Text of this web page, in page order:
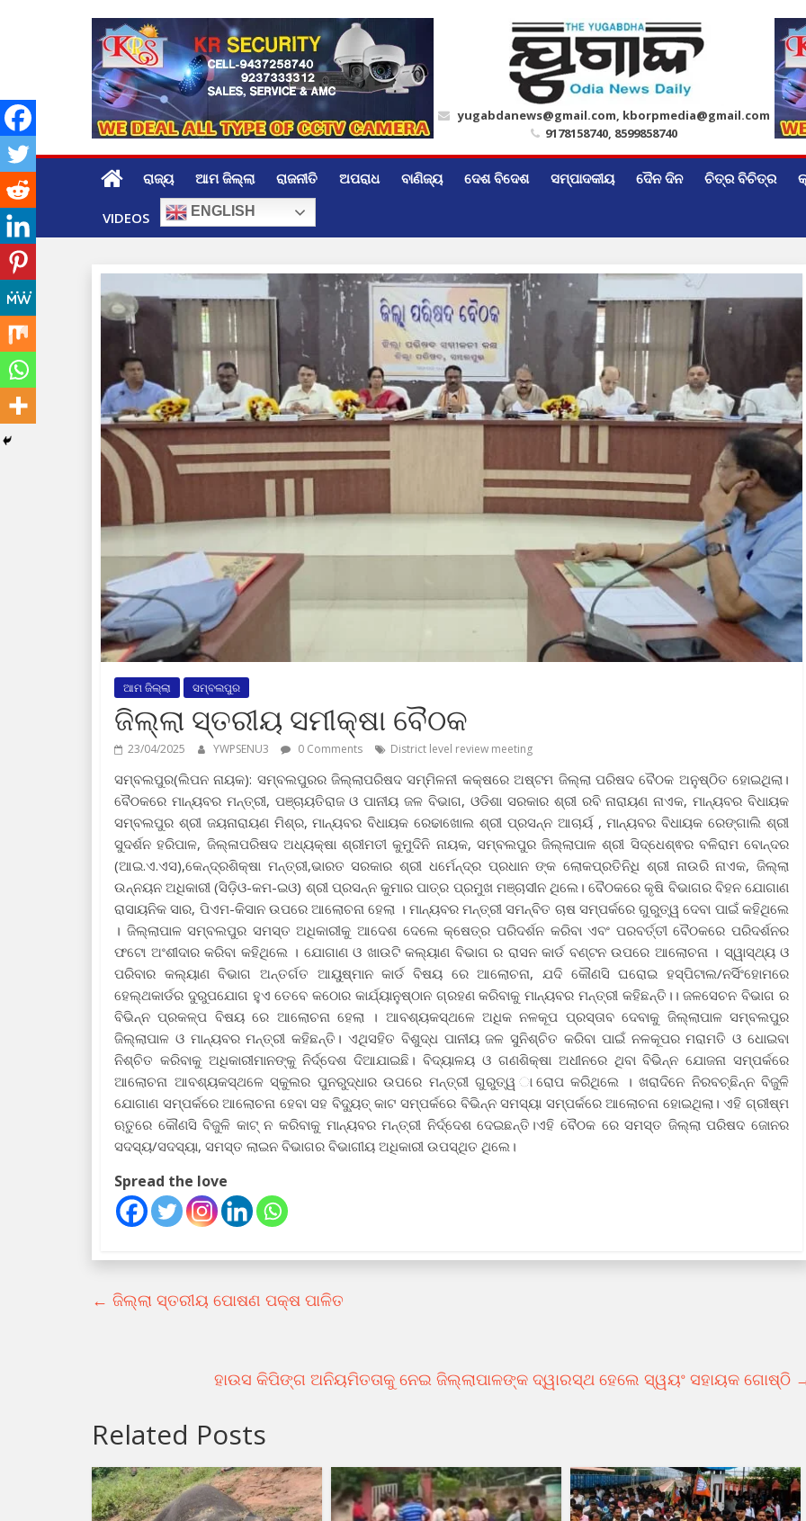
yugabdanews@gmail.com, kborpmedia@gmail.com
9178158740, 8599858740
ରାଜ୍ୟ ଆମ ଜିଲ୍ଲା ରାଜନୀତି ଅପରାଧ ବାଣିଜ୍ୟ ଦେଶ ବିଦେଶ ସମ୍ପାଦକୀୟ ଦୈନ ଦିନ ଚିତ୍ର ବିଚିତ୍ର
VIDEOS ENGLISH
ଆମ ଜିଲ୍ଲା ସମ୍ବଲପୁର
ଜିଲ୍ଲା ସ୍ତରୀୟ ସମୀକ୍ଷା ବୈଠକ
23/04/2025 YWPSENU3 0 Comments District level review meeting
ସମ୍ବଲପୁର(ଲିପନ ନାୟକ): ସମ୍ବଲପୁରର ଜିଲ୍ଲାପରିଷଦ ସମ୍ମିଳନୀ କକ୍ଷରେ ଅଷ୍ଟମ ଜିଲ୍ଲା ପରିଷଦ ବୈଠକ ଅନୁଷ୍ଠିତ ହୋଇଥିଲା।
ବୈଠକରେ ମାନ୍ୟବର ମନ୍ତ୍ରୀ, ପଞ୍ଚାୟତିରାଜ ଓ ପାନୀୟ ଜଳ ବିଭାଗ, ଓଡିଶା ସରକାର ଶ୍ରୀ ରବି ନାରାୟଣ ନାଏକ, ମାନ୍ୟବର ବିଧାୟକ
ସମ୍ବଲପୁର ଶ୍ରୀ ଜୟନାରାୟଣ ମିଶ୍ର, ମାନ୍ୟବର ବିଧାୟକ ରେଢାଖୋଲ ଶ୍ରୀ ପ୍ରସନ୍ନ ଆଚାର୍ୟ , ମାନ୍ୟବର ବିଧାୟକ ରେଙ୍ଗାଲି ଶ୍ରୀ
ସୁଦର୍ଶନ ହରିପାଳ, ଜିଲ୍ଳାପରିଷଦ ଅଧ୍ୟକ୍ଷା ଶ୍ରୀମତୀ କୁମୁଦିନି ନାୟକ, ସମ୍ବଲପୁର ଜିଲ୍ଲାପାଳ ଶ୍ରୀ ସିଦ୍ଧେଶ୍ଵର ବଳିରାମ ବୋନ୍ଦର
(ଆଇ.ଏ.ଏସ),କେନ୍ଦ୍ରଶିକ୍ଷା ମନ୍ତ୍ରୀ,ଭାରତ ସରକାର ଶ୍ରୀ ଧର୍ମେନ୍ଦ୍ର ପ୍ରଧାନ ଙ୍କ ଲୋକପ୍ରତିନିଧି ଶ୍ରୀ ନାଉରି ନାଏକ, ଜିଲ୍ଲା
ଉନ୍ନୟନ ଅଧିକାରୀ (ସିଡ଼ିଓ-କମ-ଇଓ) ଶ୍ରୀ ପ୍ରସନ୍ନ କୁମାର ପାତ୍ର ପ୍ରମୁଖ ମଞ୍ଚାସୀନ ଥିଲେ। ବୈଠକରେ କୃଷି ବିଭାଗର ବିହନ ଯୋଗାଣ
ରାସାୟନିକ ସାର, ପିଏମ-କିସାନ ଉପରେ ଆଲୋଚନା ହେଲା । ମାନ୍ୟବର ମନ୍ତ୍ରୀ ସମନ୍ବିତ ଚାଷ ସମ୍ପର୍କରେ ଗୁରୁତ୍ୱ ଦେବା ପାଇଁ କହିଥିଲେ
। ଜିଲ୍ଲାପାଳ ସମ୍ବଲପୁର ସମସ୍ତ ଅଧିକାରୀକୁ ଆଦେଶ ଦେଲେ କ୍ଷେତ୍ର ପରିଦର୍ଶନ କରିବା ଏବଂ ପରବର୍ତ୍ତୀ ବୈଠକରେ ପରିଦର୍ଶନର
ଫଟୋ ଅଂଶୀଦାର କରିବା କହିଥିଲେ । ଯୋଗାଣ ଓ ଖାଉଟି କଲ୍ୟାଣ ବିଭାଗ ର ରାସନ କାର୍ଡ ବଣ୍ଟନ ଉପରେ ଆଲୋଚନା । ସ୍ୱାସ୍ଥ୍ୟ ଓ
ପରିବାର କଲ୍ୟାଣ ବିଭାଗ ଅନ୍ତର୍ଗତ ଆୟୁଷ୍ମାନ କାର୍ଡ ବିଷୟ ରେ ଆଲୋଚନା, ଯଦି କୌଣସି ଘରୋଇ ହସ୍ପିଟାଲ/ନର୍ସିଂହୋମରେ
ହେଲ୍ଥକାର୍ଡର ଦୁରୁପଯୋଗ ହୁଏ ତେବେ କଠୋର କାର୍ଯ୍ୟାନୁଷ୍ଠାନ ଗ୍ରହଣ କରିବାକୁ ମାନ୍ୟବର ମନ୍ତ୍ରୀ କହିଛନ୍ତି।। ଜଳସେଚନ ବିଭାଗ ର
ବିଭିନ୍ନ ପ୍ରକଳ୍ପ ବିଷୟ ରେ ଆଲୋଚନା ହେଲା । ଆବଶ୍ୟକସ୍ଥଳେ ଅଧିକ ନଳକୂପ ପ୍ରସ୍ତାବ ଦେବାକୁ ଜିଲ୍ଲାପାଳ ସମ୍ବଲପୁର
ଜିଲ୍ଲାପାଳ ଓ ମାନ୍ୟବର ମନ୍ତ୍ରୀ କହିଛନ୍ତି। ଏଥିସହିତ ବିଶୁଦ୍ଧ ପାନୀୟ ଜଳ ସୁନିଶ୍ଚିତ କରିବା ପାଇଁ ନଳକୂପର ମରାମତି ଓ ଧୋଇବା
ନିଶ୍ଚିତ କରିବାକୁ ଅଧିକାରୀମାନଙ୍କୁ ନିର୍ଦ୍ଦେଶ ଦିଆଯାଇଛି। ବିଦ୍ୟାଳୟ ଓ ଗଣଶିକ୍ଷା ଅଧୀନରେ ଥିବା ବିଭିନ୍ନ ଯୋଜନା ସମ୍ପର୍କରେ
ଆଲୋଚନା ଆବଶ୍ୟକସ୍ଥଳେ ସ୍କୁଲର ପୁନରୁଦ୍ଧାର ଉପରେ ମନ୍ତ୍ରୀ ଗୁରୁତ୍ୱ ାରୋପ କରିଥିଲେ । ଖରାଦିନେ ନିରବଚ୍ଛିନ୍ନ ବିଜୁଳି
ଯୋଗାଣ ସମ୍ପର୍କରେ ଆଲୋଚନା ହେବା ସହ ବିଦ୍ୟୁତ୍ କାଟ ସମ୍ପର୍କରେ ବିଭିନ୍ନ ସମସ୍ୟା ସମ୍ପର୍କରେ ଆଲୋଚନା ହୋଇଥିଲା। ଏହି ଗ୍ରୀଷ୍ମ
ଋତୁରେ କୌଣସି ବିଜୁଳି କାଟ୍ ନ କରିବାକୁ ମାନ୍ୟବର ମନ୍ତ୍ରୀ ନିର୍ଦ୍ଦେଶ ଦେଇଛନ୍ତି।ଏହି ବୈଠକ ରେ ସମସ୍ତ ଜିଲ୍ଲା ପରିଷଦ ଜୋନର
ସଦସ୍ୟ/ସଦସ୍ୟା, ସମସ୍ତ ଲାଇନ ବିଭାଗର ବିଭାଗୀୟ ଅଧିକାରୀ ଉପସ୍ଥିତ ଥିଲେ।
Spread the love
← ଜିଲ୍ଲା ସ୍ତରୀୟ ପୋଷଣ ପକ୍ଷ ପାଳିତ
ହାଉସ କିପିଙ୍ଗ ଅନିୟମିତତାକୁ ନେଇ ଜିଲ୍ଲାପାଳଙ୍କ ଦ୍ୱାରସ୍ଥ ହେଲେ ସ୍ୱୟଂ ସହାୟକ ଗୋଷ୍ଠି
Related Posts